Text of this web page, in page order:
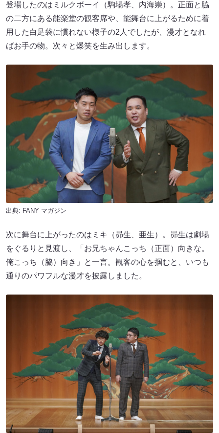
登場したのはミルクボーイ（駒場孝、内海崇）。正面と脇
の二方にある能楽堂の観客席や、能舞台に上がるために着
用した白足袋に慣れない様子の2人でしたが、漫才となれ
ばお手の物。次々と爆笑を生み出します。
出典: FANY マガジン
次に舞台に上がったのはミキ（昴生、亜生）。昴生は劇場
をぐるりと見渡し、「お兄ちゃんこっち（正面）向きな。
俺こっち（脇）向き」と一言。観客の心を掴むと、いつも
通りのパワフルな漫才を披露しました。